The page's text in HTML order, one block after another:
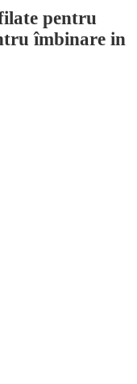
pentru
îmbinare in